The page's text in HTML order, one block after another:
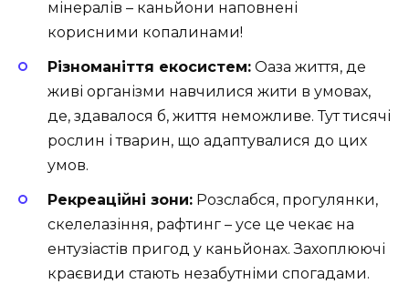
мінералів – каньйони наповнені
корисними копалинами!
Різноманіття екосистем: Оаза життя, де
живі організми навчилися жити в умовах,
де, здавалося б, життя неможливе. Тут тисячі
рослин і тварин, що адаптувалися до цих
умов.
Рекреаційні зони: Розслабся, прогулянки,
скелелазіння, рафтинг – усе це чекає на
ентузіастів пригод у каньйонах. Захоплюючі
краєвиди стають незабутніми спогадами.